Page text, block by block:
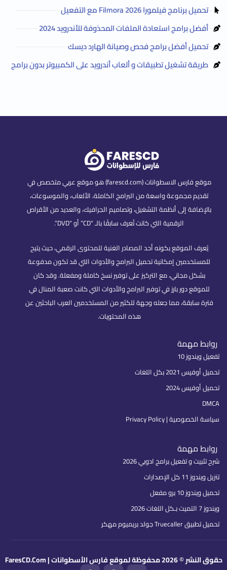
تحميل برنامج فيلمورا Filmora 2026 مع التفعيل
أفضل برامج استعادة الملفات المحذوفة للأندرويد 2024
تحميل أفضل برامج فحص وصيانة الهارد ديسك
طريقة تشغيل تطبيقات و ألعاب أندرويد على الكمبيوتر بدون برامج
موقع فارس الاسطوانات (farescd.com) هو موقع عربي متخصص في
تقديم مجموعة واسعة من البرامج الكاملة، الألعاب، والموسوعات،
بالإضافة إلى أنظمة التشغيل، وتصاميم الجرافيك، والعديد من الأقراص
الرقمية التي كانت تُعرف سابقًا بالـ “CD” أو “DVD”.
يُعرف الموقع بكونه أحد المصادر الغنية للمحتوى الرقمي، حيث يتيح
للمستخدمين إمكانية تحميل البرامج والأدوات التي قد تكون مدفوعة
بشكل مجاني، مع التركيز على توفير نسخ كاملة ومفعلة. وقد كان
للموقع دور بارز في توفير البرامج والأدوات التي كانت صعبة المنال في
فترة سابقة، مما جعله وجهة للكثير من المستخدمين العرب الباحثين عن
هذه المحتويات.
روابط مهمة
تفعيل ويندوز 10
تحميل أوفيس 2021 بكل اللغات
تحميل أوفيس 2024
DMCA
سياسة الخصوصية | Privacy Policy
روابط مهمة
شرح تثبيت و تفعيل برامج ادوبي 2026
تنزيل ويندوز 11 كل الإصدارات
تحميل ويندوز 10 برو مفعل
ويندوز 7 التميت بـكل اللغات 2026
تحميل تطبيق Truecaller جولد بريميوم مهكر
حقوق النشر © 2026 محفوظة لموقع فارس الأسطوانات | FaresCD.Com